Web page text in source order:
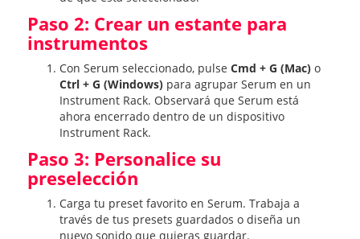
Paso 2: Crear un estante para
instrumentos
Con Serum seleccionado, pulse Cmd + G (Mac)o
Ctrl + G (Windows)para agrupar Serum en un
Instrument Rack. Observará que Serum está
ahora encerrado dentro de un dispositivo
Instrument Rack.
Paso 3: Personalice su
preselección
Carga tu preset favorito en Serum. Trabaja a
través de tus presets guardados o diseña un
nuevo sonido que quieras guardar.